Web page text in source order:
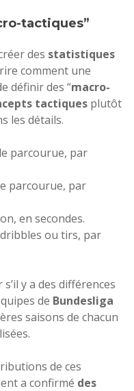
tactiques”
des statistiques
comment une
définir des “macro-
tactiques plutôt
les détails.
parcourue, par
parcourue, par
en secondes.
ou tirs, par
y a des différences
de Bundesliga
saisons de chacun
de ces
a confirmé des